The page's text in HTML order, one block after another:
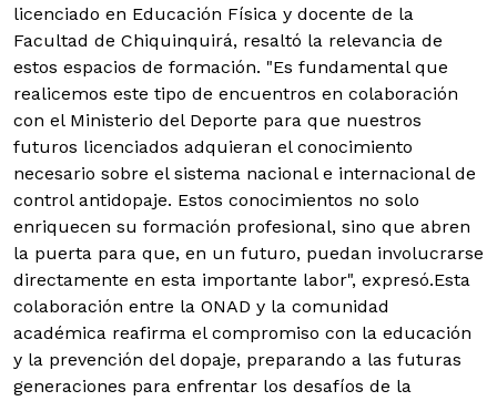
licenciado en Educación Física y docente de la
Facultad de Chiquinquirá, resaltó la relevancia de
estos espacios de formación. "Es fundamental que
realicemos este tipo de encuentros en colaboración
con el Ministerio del Deporte para que nuestros
futuros licenciados adquieran el conocimiento
necesario sobre el sistema nacional e internacional de
control antidopaje. Estos conocimientos no solo
enriquecen su formación profesional, sino que abren
la puerta para que, en un futuro, puedan involucrarse
directamente en esta importante labor", expresó.Esta
colaboración entre la ONAD y la comunidad
académica reafirma el compromiso con la educación
y la prevención del dopaje, preparando a las futuras
generaciones para enfrentar los desafíos de la